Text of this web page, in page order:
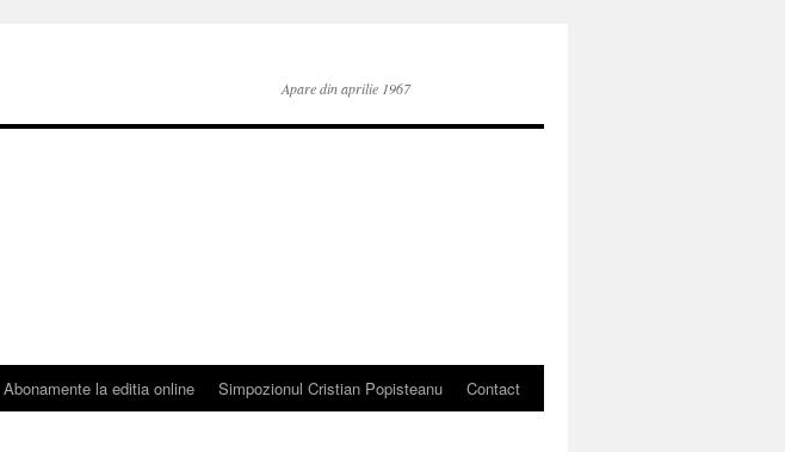
Apare din aprilie 1967
Abonamente la editia online Simpozionul Cristian Popisteanu Contact